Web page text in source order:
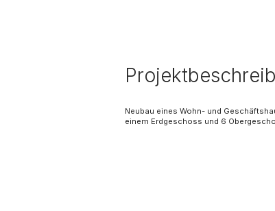
Neubau eines Wohn- und
einem Erdgeschoss und 6